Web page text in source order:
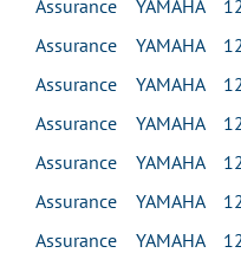
Assurance YAMAHA
Assurance YAMAHA
Assurance YAMAHA
Assurance YAMAHA
Assurance YAMAHA
Assurance YAMAHA
Assurance YAMAHA